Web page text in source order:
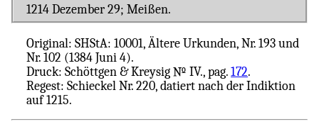
1214 Dezember 29; Meißen.
Original: SHStA: 10001, Ältere Urkunden, Nr. 193 und
Nr. 102 (1384 Juni 4).
Druck: Schöttgen & Kreysig № IV., pag.172.
Regest: Schieckel Nr. 220, datiert nach der Indiktion
auf 1215.